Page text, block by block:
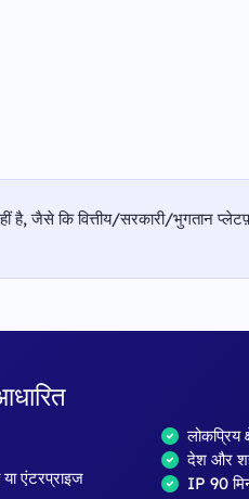
है, जैसे कि वित्तीय/सरकारी/भुगतान
एंटरप्राइज
लोकप्रिय
देश और
IP 90